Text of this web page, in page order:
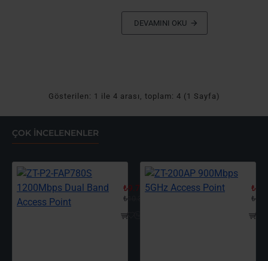
DEVAMINI OKU
Gösterilen: 1 ile 4 arası, toplam: 4 (1 Sayfa)
ÇOK İNCELENENLER
ZT-P2-FAP780S 1200Mbps Dual
₺9.720,00
₺10.368,